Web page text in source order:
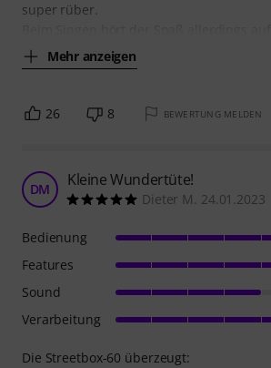
super rüber.
Mehr anzeigen
26 8 BEWERTUNG MELDEN
DM Kleine Wundertüte!
Dieter M. 24.01.2023
Die Streetbox-60 überzeugt:
Bedienung
Features
Sound
Verarbeitung